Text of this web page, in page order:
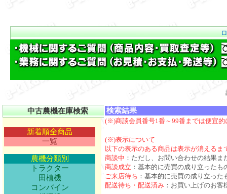
お値打ち品
中古農機在庫検索
新着順全商品
一覧
農機分類別
トラクター
田植機
コンバイン
検索結果
(※)商談会員番号1番～99番までは便宜
(※)表示について
以下の表示のある商品は表示が消える
商談中 ：ただし、お問い合わせの結果
商談成立 ：基本的に売買の成り立った
ご来店待ち ：基本的に売買の成り立っ
配送待ち・配送済み ：お買い上げのお